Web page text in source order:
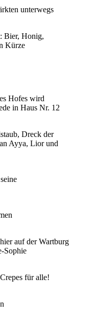
unterwegs
Bier, Honig,
Kürze
Hofes wird
in Haus Nr. 12
Dreck der
Ayya, Lior und
auf der Wartburg
Sophie
für alle!